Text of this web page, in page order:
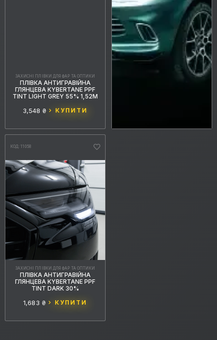
ЗАХИСНІ ПЛІВКИ ДЛЯ ФАР ТА ОПТИКИ
ПЛІВКА АНТИГРАВІЙНА
ГЛЯНЦЕВА KYBERTANE PPF
TINT LIGHT GREY 55% 1,52М
3,548 ₴ КУПИТИ
КОД: 11058
ЗАХИСНІ ПЛІВКИ ДЛЯ ФАР ТА ОПТИКИ
ПЛІВКА АНТИГРАВІЙНА
ГЛЯНЦЕВА KYBERTANE PPF
TINT DARK 30%
1,683 ₴ КУПИТИ